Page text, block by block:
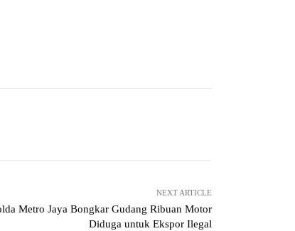
NEXT ARTICLE
Metro Jaya Bongkar Gudang Ribuan Motor
Diduga untuk Ekspor Ilegal